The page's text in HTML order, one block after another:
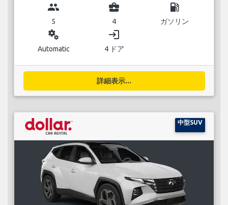
group
5
business_center
4
local_gas_station
ガソリン
miscellaneous_services
Automatic
login
4 ドア
詳細表示...
中型SUV